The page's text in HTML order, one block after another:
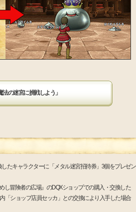
の迷宮に挑戦しよう」
たキャラクターに「メタル迷宮招待券」3個をプレゼン
冒険者の広場』のDQXショップでの購入・交換した
ショップ店員セッカ」との交換により入手した場合